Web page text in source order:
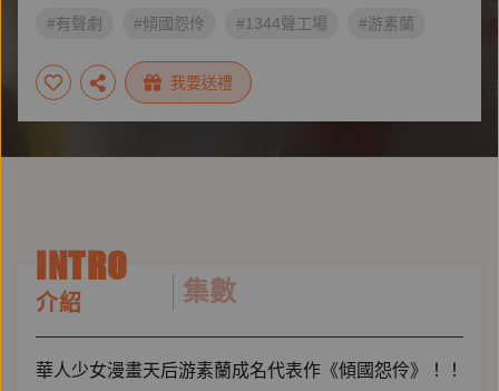
#有聲劇 #傾國怨伶 #1344聲工場 #游素蘭
我要送禮
INTRO
介紹 集數
華人少女漫畫天后游素蘭成名代表作《傾國怨伶》！！